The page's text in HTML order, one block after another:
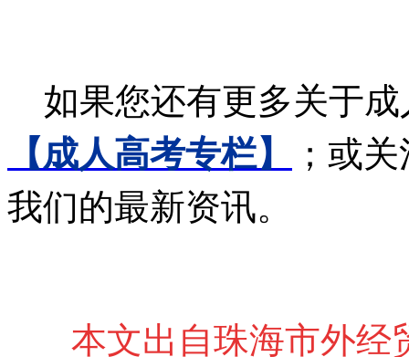
如果您还有更多关于成
【成人高考专栏】
；或
我们的最新资讯。
本文出自珠海市外经